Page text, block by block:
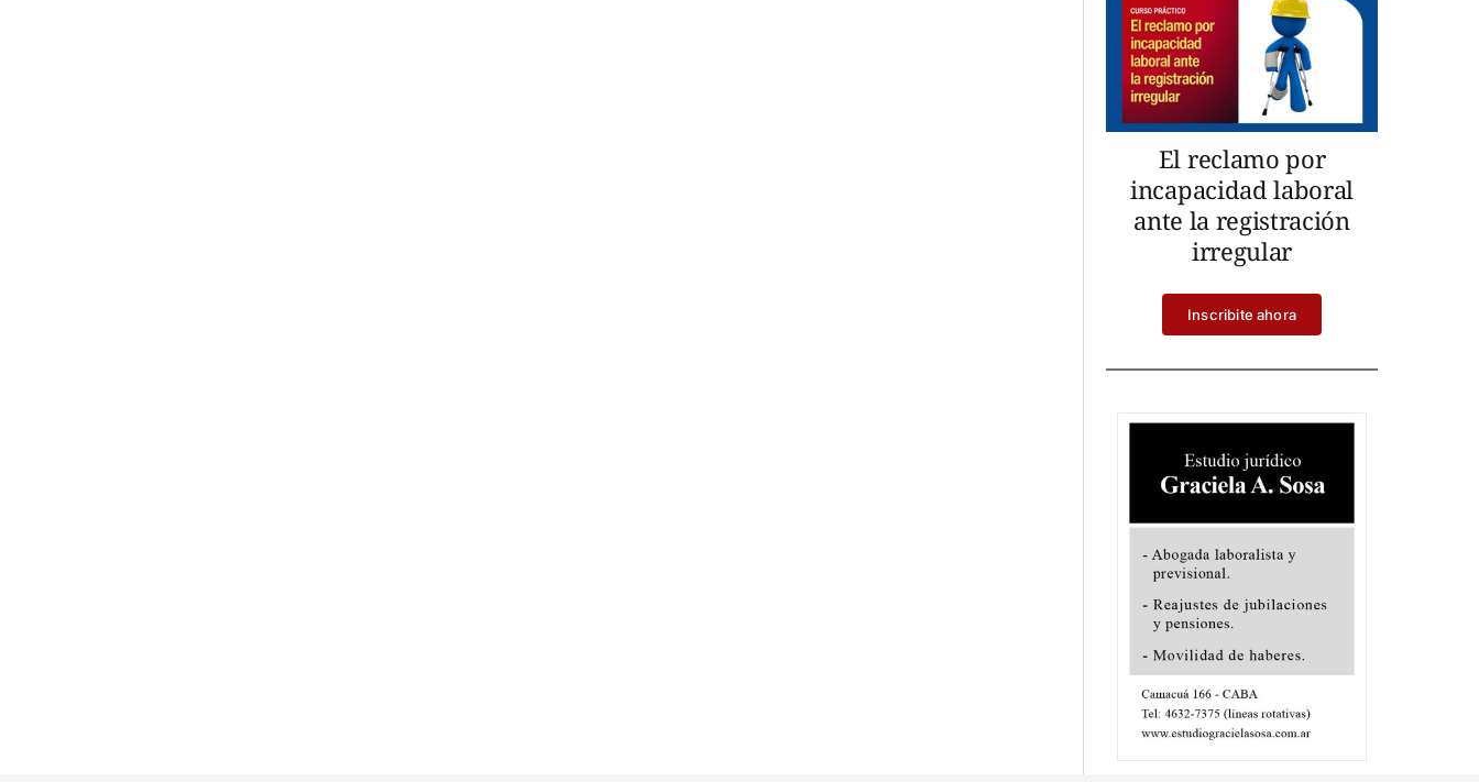
El reclamo por
incapacidad laboral
ante la registración
irregular
Inscribite ahora